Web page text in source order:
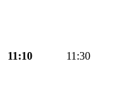
11:10 11:30